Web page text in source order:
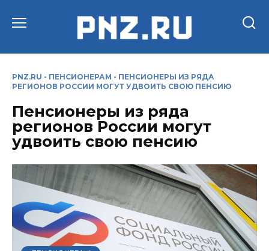
PNZ.RU - ПЕНСИОНЕРАМ - ПЕНСИОНЕРЫ ИЗ РЯДА
РЕГИОНОВ РОССИИ МОГУТ УДВОИТЬ СВОЮ ПЕНСИЮ
Пенсионеры из ряда
регионов России могут
удвоить свою пенсию